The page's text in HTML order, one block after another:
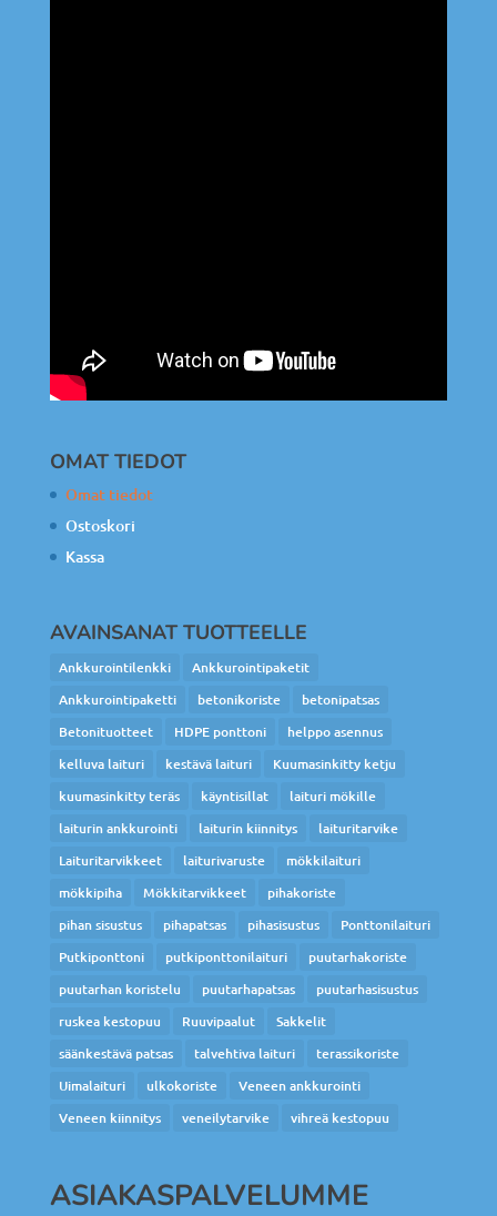
OMAT TIEDOT
Omat tiedot
Ostoskori
Kassa
AVAINSANAT TUOTTEELLE
Ankkurointilenkki
Ankkurointipaketit
Ankkurointipaketti
betonikoriste
betonipatsas
Betonituotteet
HDPE ponttoni
helppo asennus
kelluva laituri
kestävä laituri
Kuumasinkitty ketju
kuumasinkitty teräs
käyntisillat
laituri mökille
laiturin ankkurointi
laiturin kiinnitys
laituritarvike
Laituritarvikkeet
laiturivaruste
mökkilaituri
mökkipiha
Mökkitarvikkeet
pihakoriste
pihan sisustus
pihapatsas pihasisustus
Ponttonilaituri
Putkiponttoni
putkiponttonilaituri
puutarhakoriste
puutarhan koristelu
puutarhapatsas
puutarhasisustus
ruskea kestopuu
Ruuvipaalut
Sakkelit
säänkestävä patsas
talvehtiva laituri
terassikoriste
Uimalaituri
ulkokoriste
Veneen ankkurointi
Veneen kiinnitys
veneilytarvike vihreä kestopuu
ASIAKASPALVELUMME